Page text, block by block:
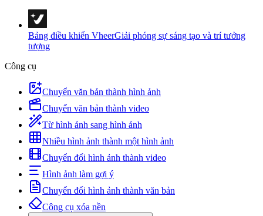
Bảng điều khiển VheerGiải phóng sự sáng tạo và trí tưởng
tượng
Công cụ
Chuyển văn bản thành hình ảnh
Chuyển văn bản thành video
Từ hình ảnh sang hình ảnh
Nhiều hình ảnh thành một hình ảnh
Chuyển đổi hình ảnh thành video
Hình ảnh làm gợi ý
Chuyển đổi hình ảnh thành văn bản
Công cụ xóa nền